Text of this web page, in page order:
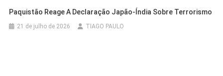
Paquistão Reage A Declaração Japão-Índia Sobre Terrorismo
21 de julho de 2026 TIAGO PAULO